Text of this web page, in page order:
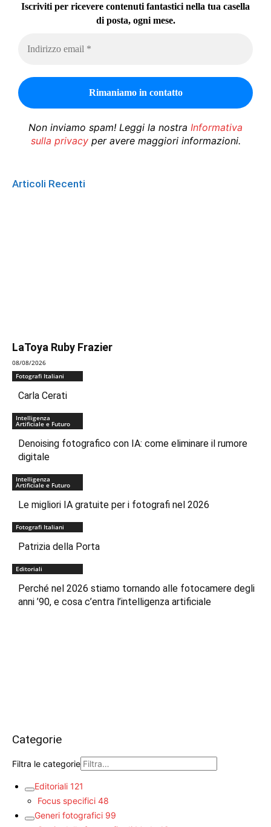
Iscriviti per ricevere contenuti fantastici nella tua casella
di posta, ogni mese.
Non inviamo spam! Leggi la nostra Informativa
sulla privacyper avere maggiori informazioni.
Articoli Recenti
LaToya Ruby Frazier
08/08/2026
Fotografi Italiani
Carla Cerati
Intelligenza
Artificiale e Futuro
Denoising fotografico con IA: come eliminare il rumore
digitale
Intelligenza
Artificiale e Futuro
Le migliori IA gratuite per i fotografi nel 2026
Fotografi Italiani
Patrizia della Porta
Editoriali
Perché nel 2026 stiamo tornando alle fotocamere degli
anni ’90, e cosa c’entra l’intelligenza artificiale
Categorie
Filtra le categorie
Editoriali 121
Focus specifici 48
Generi fotografici 99